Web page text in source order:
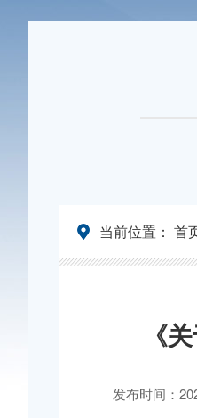
当前位置： 首
《
发布时间：